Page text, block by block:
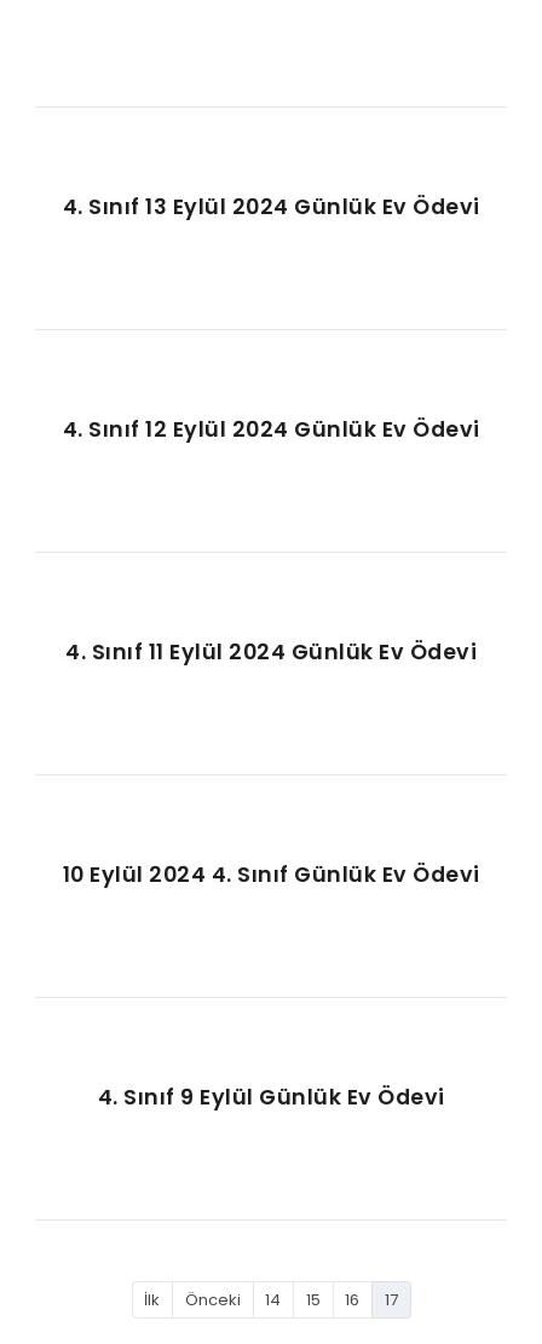
4. Sınıf 13 Eylül 2024 Günlük Ev Ödevi
4. Sınıf 12 Eylül 2024 Günlük Ev Ödevi
4. Sınıf 11 Eylül 2024 Günlük Ev Ödevi
10 Eylül 2024 4. Sınıf Günlük Ev Ödevi
4. Sınıf 9 Eylül Günlük Ev Ödevi
İlk Önceki 14 15 16 17